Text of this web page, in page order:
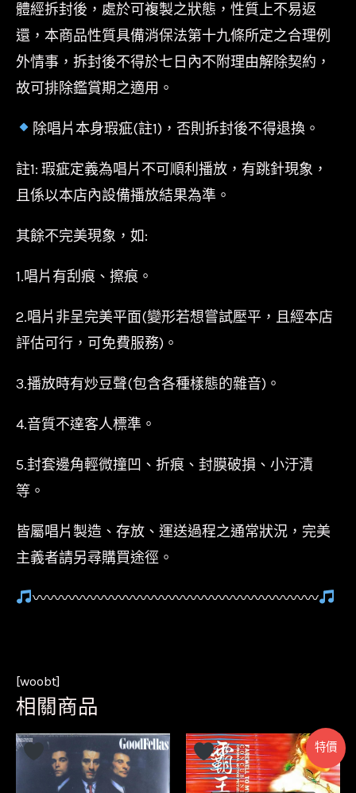
體經拆封後，處於可複製之狀態，性質上不易返
還，本商品性質具備消保法第十九條所定之合理例
外情事，拆封後不得於七日內不附理由解除契約，
故可排除鑑賞期之適用。
除唱片本身瑕疵(註1)，否則拆封後不得退換。
註1: 瑕疵定義為唱片不可順利播放，有跳針現象，
且係以本店內設備播放結果為準。
其餘不完美現象，如:
1.唱片有刮痕、擦痕。
2.唱片非呈完美平面(變形若想嘗試壓平，且經本店
評估可行，可免費服務)。
3.播放時有炒豆聲(包含各種樣態的雜音)。
4.音質不達客人標準。
5.封套邊角輕微撞凹、折痕、封膜破損、小汙漬
等。
皆屬唱片製造、存放、運送過程之通常狀況，完美
主義者請另尋購買途徑。
〰〰〰〰〰〰〰〰〰〰〰〰〰〰〰〰〰〰〰〰
[woobt]
相關商品
特價